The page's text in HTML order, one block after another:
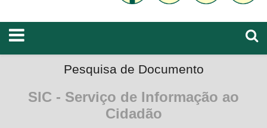
Pesquisa de Documento
SIC - Serviço de Informação ao
Cidadão